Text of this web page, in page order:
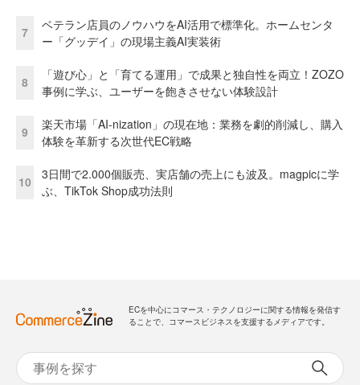
7
ベテラン店員のノウハウをAI活用で標準化。ホームセンタ
ー「グッデイ」の現場主義AI実装術
8
「遊び心」と「育てる運用」で成果と独自性を両立！ZOZO
事例に学ぶ、ユーザーを飽きさせない体験設計
9
楽天市場「AI-nization」の現在地：業務を劇的削減し、購入
体験を革新する次世代EC戦略
10
3日間で2.000個販売、実店舗の売上にも波及。magpicに学
ぶ、TikTok Shop成功法則
ECを中心にコマース・テクノロジーに関する情報を発信す
ることで、コマースビジネスを支援するメディアです。